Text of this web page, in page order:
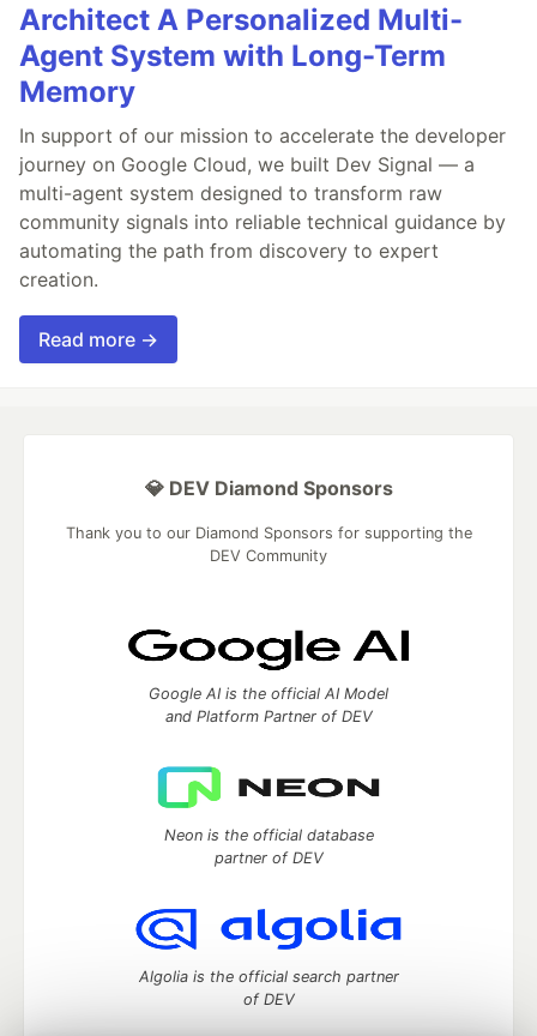
Architect A Personalized Multi-
Agent System with Long-Term
Memory
In support of our mission to accelerate the developer
journey on Google Cloud, we built Dev Signal — a
multi-agent system designed to transform raw
community signals into reliable technical guidance by
automating the path from discovery to expert
creation.
Read more →
💎 DEV Diamond Sponsors
Thank you to our Diamond Sponsors for supporting the
DEV Community
Google AI is the official AI Model
and Platform Partner of DEV
Neon is the official database
partner of DEV
Algolia is the official search partner
of DEV